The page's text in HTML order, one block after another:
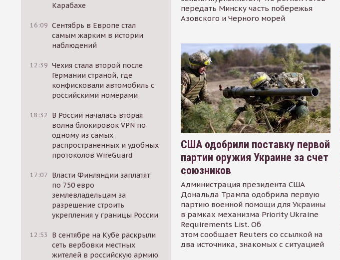
Карабахе
16:09 Сентябрь в Европе стал
самым жарким в истории
наблюдений
12:39 Чехия стала второй после
Германии страной, где
конфисковали автомобиль с
российскими номерами
18:32
В России началась вторая
волна блокировок VPN по
одному из самых
распространенных и удобных
протоколов WireGuard
17:07 Власти Финляндии заплатят
по 750 евро
землевладельцам за
разрешение строить
укрепления у границы России
12:53
В сентябре на Кубе раскрыли
сеть вербовки местных
жителей в российскую армию.
передать Минску часть побережья
Азовского и Черного морей
США одобрили поставку первой
партии оружия Украине за счет
союзников
Администрация президента США
Дональда Трампа одобрила первую
партию военной помощи для Украины
в рамках механизма Priority Ukraine
Requirements List. Об
этом сообщает Reuters со ссылкой на
два источника, знакомых с ситуацией